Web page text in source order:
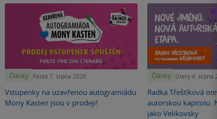
Články Pátek 7. srpna 2026
Vstupenky na uzavřenou autogramiádu
Mony Kasten jsou v prodeji!
Články Úterý 4. srpna
Radka Třeštíková
autorskou kapitolu.
jako Velikovsky